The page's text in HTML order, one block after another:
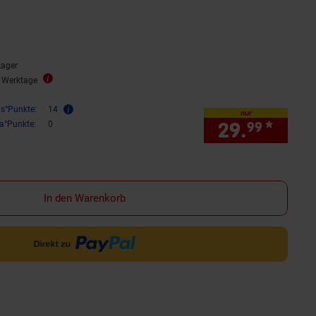
Werktage
14
0
nur
29.99 *
In den Warenkorb